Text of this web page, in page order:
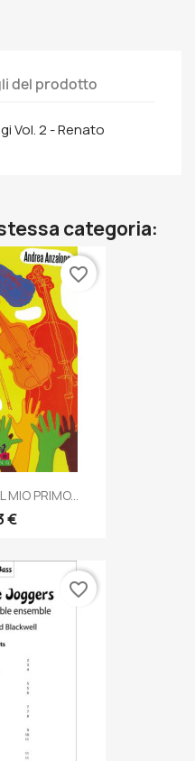
del prodotto
Vol. 2 - Renato
categoria:
MIO PRIMO...
€
favorite_border
favorite_border